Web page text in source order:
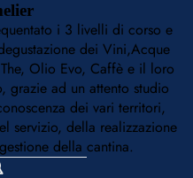
i 3 livelli di corso e
dei Vini,Acque
Olio Evo, Caffè e il loro
grazie ad un attento studio
dei vari territori,
servizio, della realizzazione
della cantina.